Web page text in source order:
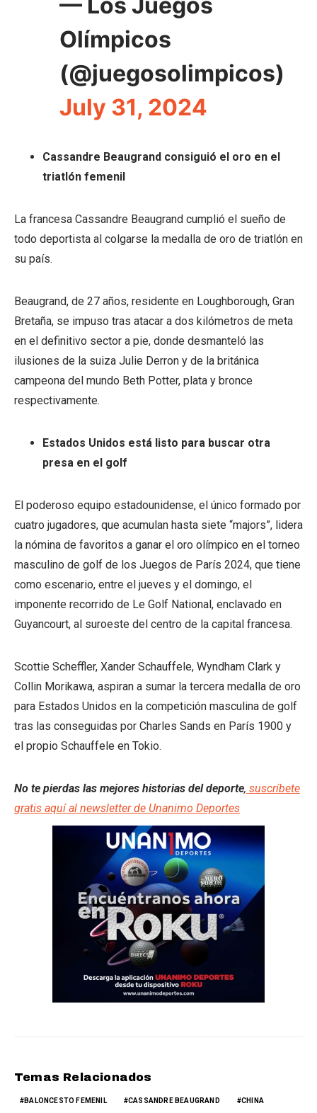
Olímpicos
(@juegosolimpicos)
July 31, 2024
Cassandre Beaugrand consiguió el oro en el
triatlón femenil
La francesa Cassandre Beaugrand cumplió el sueño de
todo deportista al colgarse la medalla de oro de triatlón en
su país.
Beaugrand, de 27 años, residente en Loughborough, Gran
Bretaña, se impuso tras atacar a dos kilómetros de meta
en el definitivo sector a pie, donde desmanteló las
ilusiones de la suiza Julie Derron y de la británica
campeona del mundo Beth Potter, plata y bronce
respectivamente.
Estados Unidos está listo para buscar otra
presa en el golf
El poderoso equipo estadounidense, el único formado por
cuatro jugadores, que acumulan hasta siete “majors”, lidera
la nómina de favoritos a ganar el oro olímpico en el torneo
masculino de golf de los Juegos de París 2024, que tiene
como escenario, entre el jueves y el domingo, el
imponente recorrido de Le Golf National, enclavado en
Guyancourt, al suroeste del centro de la capital francesa.
Scottie Scheffler, Xander Schauffele, Wyndham Clark y
Collin Morikawa, aspiran a sumar la tercera medalla de oro
para Estados Unidos en la competición masculina de golf
tras las conseguidas por Charles Sands en París 1900 y
el propio Schauffele en Tokio.
No te pierdas las mejores historias del deporte, suscríbete
gratis aquí al newsletter de Unanimo Deportes
Temas Relacionados
BALONCESTO FEMENIL CASSANDRE BEAUGRAND CHINA